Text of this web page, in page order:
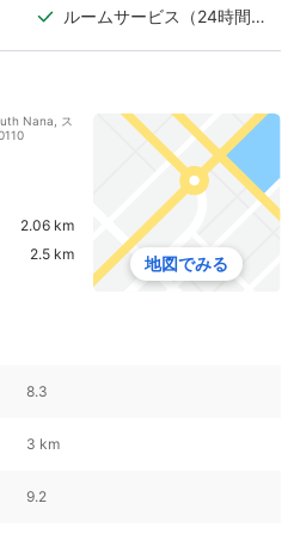
ルームサービス（24時間対
Nana, ス
2.06 km
2.5 km
地図でみる
8.3
3 km
9.2